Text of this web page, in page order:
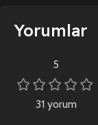
Yorumlar
5
31 yorum